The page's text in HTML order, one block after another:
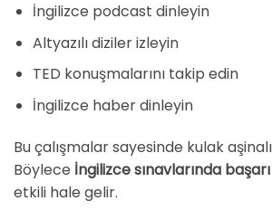
İngilizce podcast dinleyin
Altyazılı diziler izleyin
TED konuşmalarını takip edin
İngilizce haber dinleyin
Bu çalışmalar sayesinde kulak
Böylece İngilizce sınavlarında
etkili hale gelir.